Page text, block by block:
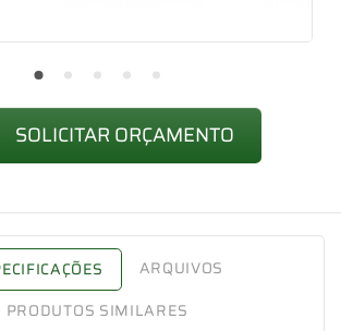
SOLICITAR ORÇAMENTO
ARQUIVOS
PRODUTOS SIMILARES